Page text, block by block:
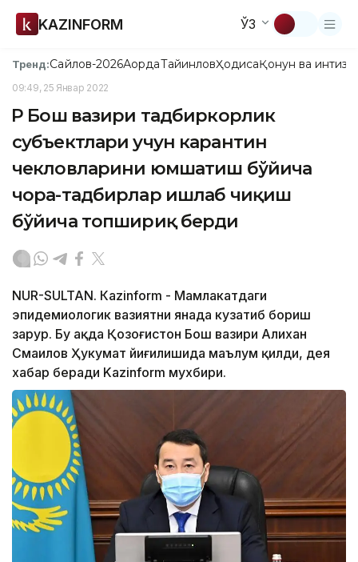
KAZINFORM ЎЗ
Тренд:Сайлов-2026АқордаТайинловҲодисаҚонун ва
09:49, 25 Январ 2022
ҚР Бош вазири тадбиркорлик
субъектлари учун карантин
чекловларини юмшатиш бўйича
чора-тадбирлар ишлаб чиқиш
бўйича топшириқ берди
NUR-SULTAN. Кazinform - Мамлакатдаги
эпидемиологик вазиятни янада кузатиб бориш
зарур. Бу ҳақда Қозоғистон Бош вазири Алихан
Смаилов Ҳукумат йиғилишида маълум қилди, дея
хабар беради Kazinform мухбири.